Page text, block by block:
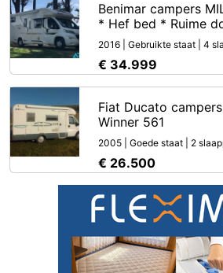
Benimar campers
* Hef bed * Ruime
2016 | Gebruikte staat | 4
€ 34.999
Fiat Ducato
Winner 561
2005 | Goede staat | 2
€ 26.500